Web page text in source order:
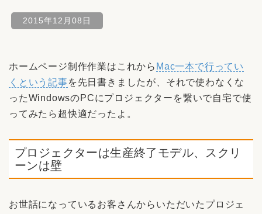
2015年12月08日
ホームページ制作作業はこれから Mac一本で行ってい
くという記事を先日書きましたが、それで使わなくな
ったWindowsのPCにプロジェクターを繋いで自宅で使
ってみたら超快適だったよ。
プロジェクターは生産終了モデル、スクリ
ーンは壁
お世話になっているお客さんからいただいたプロジェ